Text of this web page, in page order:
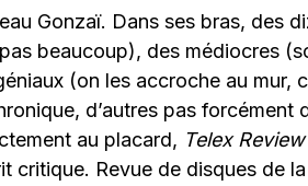
Gonzaï. Dans ses bras, des
beaucoup), des médiocres
(on les accroche au mur,
d’autres pas forcément
au placard, Telex Review
critique. Revue de disques de